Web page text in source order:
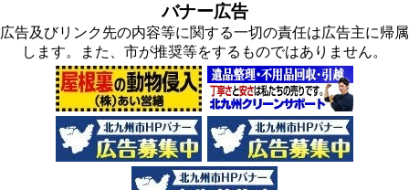
バナー広告
広告及びリンク先の内容等に関する一切の責任は広告主に帰属
します。また、市が推奨等をするものではありません。